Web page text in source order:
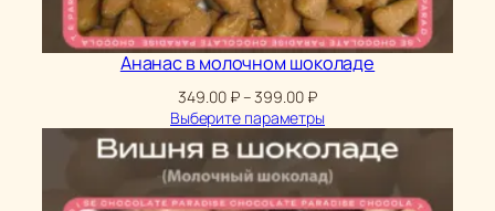
Ананас в молочном шоколаде
349.00 ₽–399.00 ₽Диапазон
цен:
349.00 ₽
–
399.00 ₽
Выберите параметры